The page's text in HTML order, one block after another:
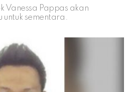
Vanessa Pappas akan
untuk sementara.